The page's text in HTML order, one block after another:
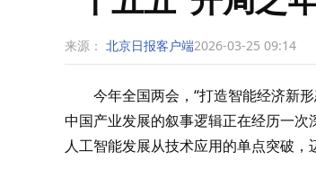
来源： 北京日报客户端2026-03-25 09:14
今年全国两会，“打造智能经济新
中国产业发展的叙事逻辑正在经历一次
人工智能发展从技术应用的单点突破，